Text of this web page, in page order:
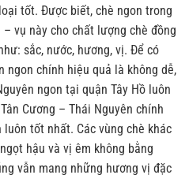
tốt. Được biết, chè ngon trong
vụ này cho chất lượng chè đồng
sắc, nước, hương, vị. Để có
ngon chính hiệu quả là không dễ,
ngon tại quận Tây Hồ luôn
Cương – Thái Nguyên chính
tốt nhất. Các vùng chè khác
hậu và vị êm không bằng
vẫn mang những hương vị đặc